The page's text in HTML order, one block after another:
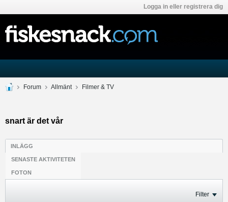
Logga in eller registrera dig
Forum Allmänt Filmer & TV
snart är det vår
INLÄGG
SENASTE AKTIVITETEN
FOTON
Filter